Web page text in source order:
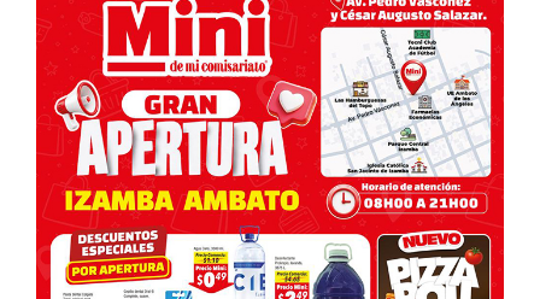
entradas